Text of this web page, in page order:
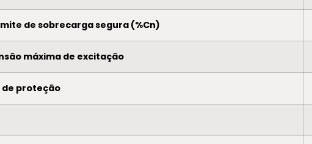
de sobrecarga segura (%Cn)
máxima de excitação
de proteção